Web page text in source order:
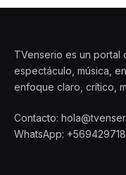
TVenserio es un portal
espectáculo, música,
enfoque claro, crítico,
Contacto:
WhatsApp: